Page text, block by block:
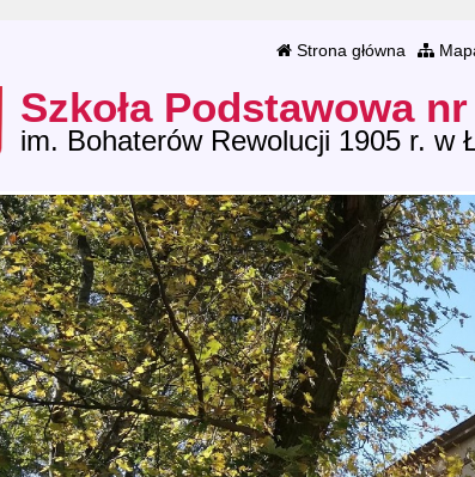
Strona główna
Szkoła Podstawowa nr
im. Bohaterów Rewolucji 1905 r. w